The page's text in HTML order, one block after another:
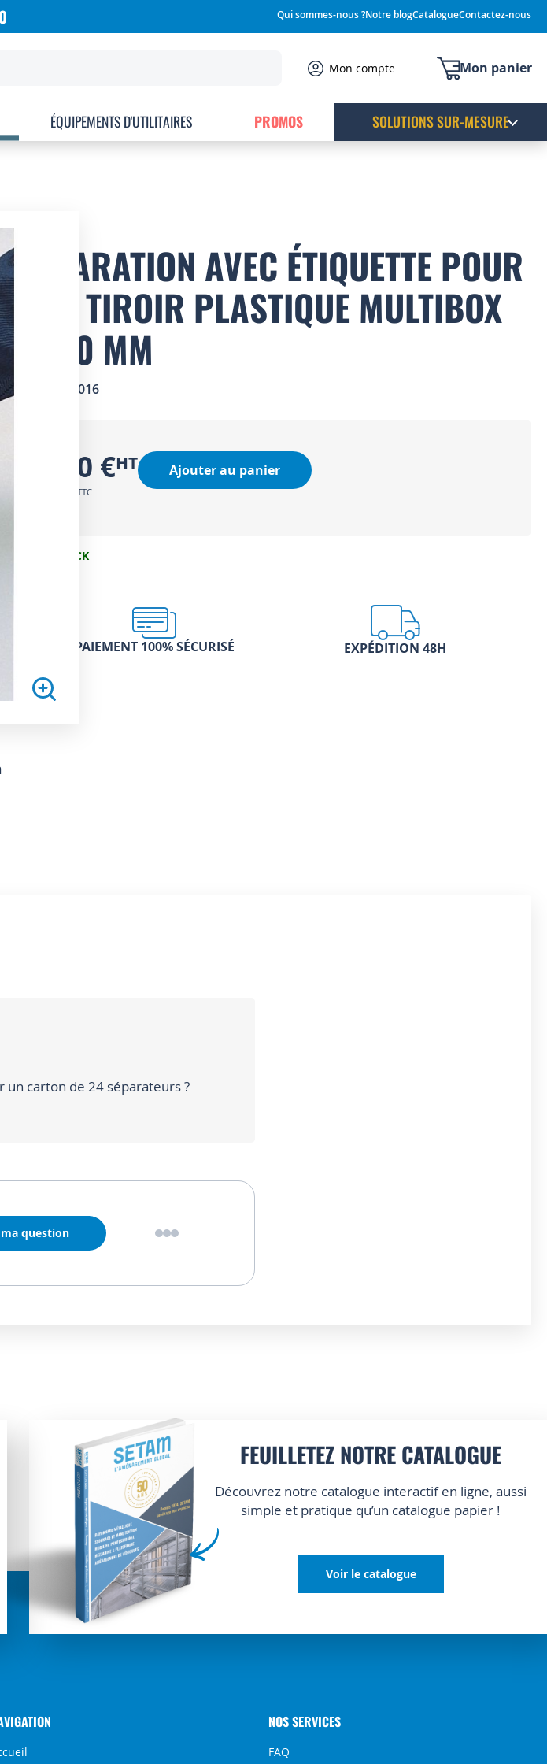
Qui sommes-nous ?Notre blogCatalogueContactez-nous
Mon panier
Mon compte
ÉQUIPEMENTS D'UTILITAIRES PROMOS SOLUTIONS SUR-MESURE
SÉPARATION AVEC ÉTIQUETTE POUR
BAC TIROIR PLASTIQUE MULTIBOX
L.160 MM
2110016
1,50 € Ajouter au panier
EN STOCK
PAIEMENT 100% SÉCURISÉ EXPÉDITION 48H
un carton de 24 séparateurs ?
question
FEUILLETEZ NOTRE CATALOGUE
Découvrez notre catalogue interactif en ligne, aussi
simple et pratique qu’un catalogue papier !
Voir le catalogue
NOS SERVICES
FAQ